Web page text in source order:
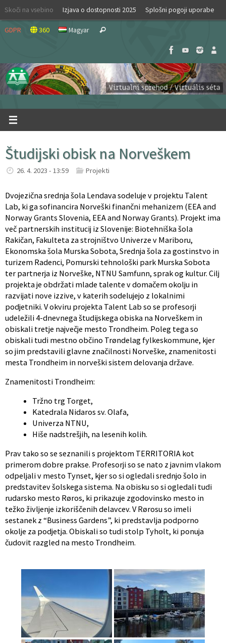
Skip
content
Skoči na vsebino Izjava o dostopnosti 2025 Splošni pogoji uporabe
GDPR 360 Magyar Search
Študijski obisk na Norveškem
26. 4. 2023 - 13:59 Projekti
Dvojezična srednja šola Lendava sodeluje v projektu Talent
Lab, ki ga sofinancira Norveški finančni mehanizem (EEA and
Norway Grants Slovenia, EEA and Norway Grants). Projekt ima
več partnerskih institucij iz Slovenije: Biotehniška šola
Rakičan, Fakulteta za strojništvo Univerze v Mariboru,
Ekonomska šola Murska Sobota, Srednja šola za gostinstvo in
turizem Radenci, Pomurski tehnološki park Murska Sobota
ter partnerja iz Norveške, NTNU Samfunn, sprak og kultur. Cilj
projekta je obdržati mlade talente v domačem okolju in
razvijati nove izzive, v katerih sodelujejo z lokalnimi
podjetniki. V okviru projekta Talent Lab so se profesorji
udeležili 4-dnevnega študijskega obiska na Norveškem in
obiskali tretje največje mesto Trondheim. Poleg tega so
obiskali tudi mestno občino Trøndelag fylkeskommune, kjer
so jim predstavili glavne značilnosti Norveške, znamenitosti
mesta Trondheim in norveški sistem delovanja države.
Znamenitosti Trondheim:
Tržno trg Torget,
Katedrala Nidaros sv. Olafa,
Univerza NTNU,
Hiše nadstrešjih, na lesenih kolih.
Prav tako so se seznanili s projektom TERRITORIA kot
primerom dobre prakse. Profesorji so se nato z javnim vlakom
odpeljali v mesto Tynset, kjer so si ogledali srednjo šolo in
predstavitev šolskega sistema. Na obisku so si ogledali tudi
rudarsko mesto Røros, ki prikazuje zgodovinsko mesto in
težko življenje izkoriščenih delavcev. V Rørosu so imeli
sestanek z “Business Gardens”, ki predstavlja podporno
okolje za podjetja. Obiskali so tudi stolp Tyholt, ki ponuja
čudovit razgled na mesto Trondheim.